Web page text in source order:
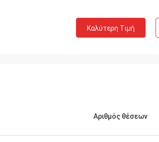
Καλύτερη Τιμή
Αριθμός θέσεων